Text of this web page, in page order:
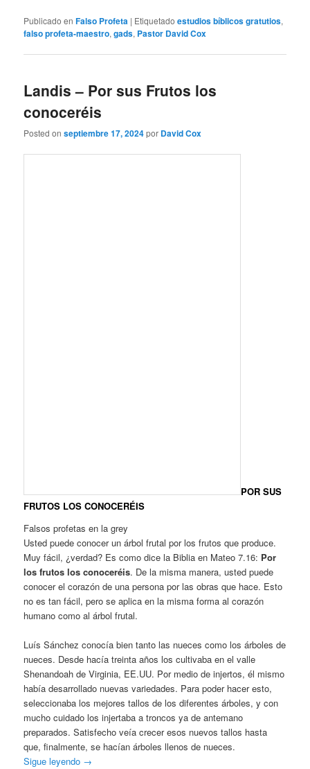
Publicado en Falso Profeta | Etiquetado estudios bíblicos gratutios,
falso profeta-maestro,gads, Pastor David Cox
Landis – Por sus Frutos los
conoceréis
Posted onseptiembre 17, 2024por David Cox
POR SUS
FRUTOS LOS CONOCERÉIS
Falsos profetas en la grey
Usted puede conocer un árbol frutal por los frutos que produce.
Muy fácil, ¿verdad? Es como dice la Biblia en Mateo 7.16: Por
los frutos los conoceréis. De la misma manera, usted puede
conocer el corazón de una persona por las obras que hace. Esto
no es tan fácil, pero se aplica en la misma forma al corazón
humano como al árbol frutal.
Luís Sánchez conocía bien tanto las nueces como los árboles de
nueces. Desde hacía treinta años los cultivaba en el valle
Shenandoah de Virginia, EE.UU. Por medio de injertos, él mismo
había desarrollado nuevas variedades. Para poder hacer esto,
seleccionaba los mejores tallos de los diferentes árboles, y con
mucho cuidado los injertaba a troncos ya de antemano
preparados. Satisfecho veía crecer esos nuevos tallos hasta
que, finalmente, se hacían árboles llenos de nueces.
Sigue leyendo →